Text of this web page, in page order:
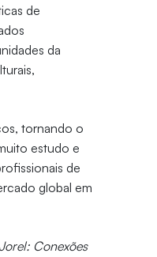
de
da
tornando o
estudo e
de
global em
Conexões